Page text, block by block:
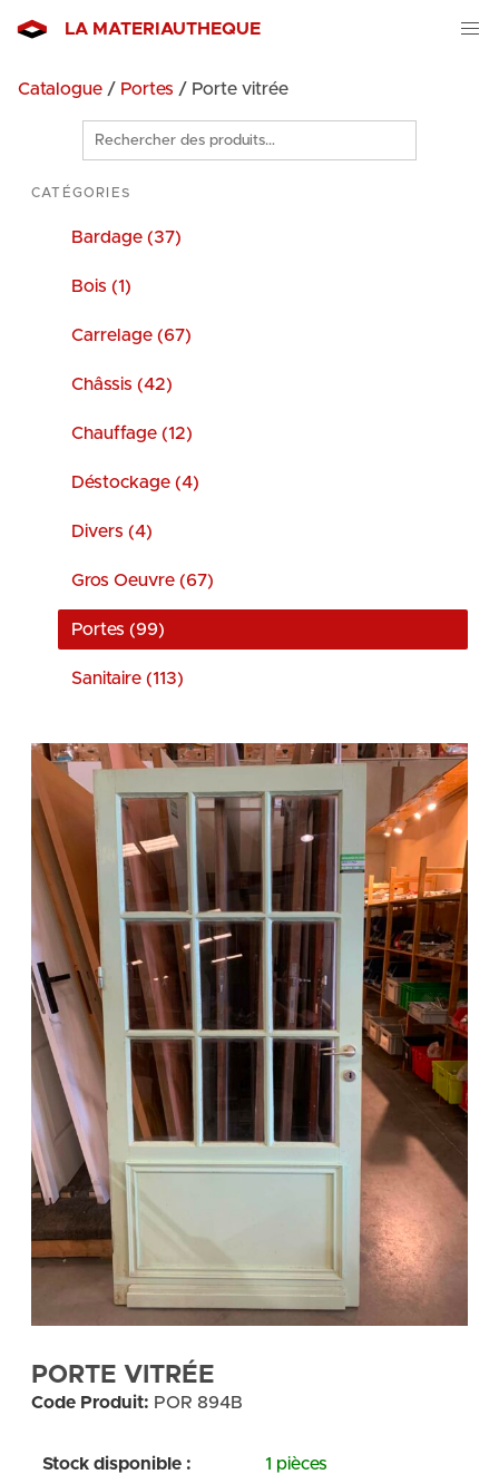
LA MATERIAUTHEQUE
Catalogue / Portes / Porte vitrée
Rechercher
des
produits
CATÉGORIES
Bardage (37)
Bois (1)
Carrelage (67)
Châssis (42)
Chauffage (12)
Déstockage (4)
Divers (4)
Gros Oeuvre (67)
Portes (99)
Sanitaire (113)
PORTE VITRÉE
Code Produit: POR 894B
Stock disponible : 1 pièces